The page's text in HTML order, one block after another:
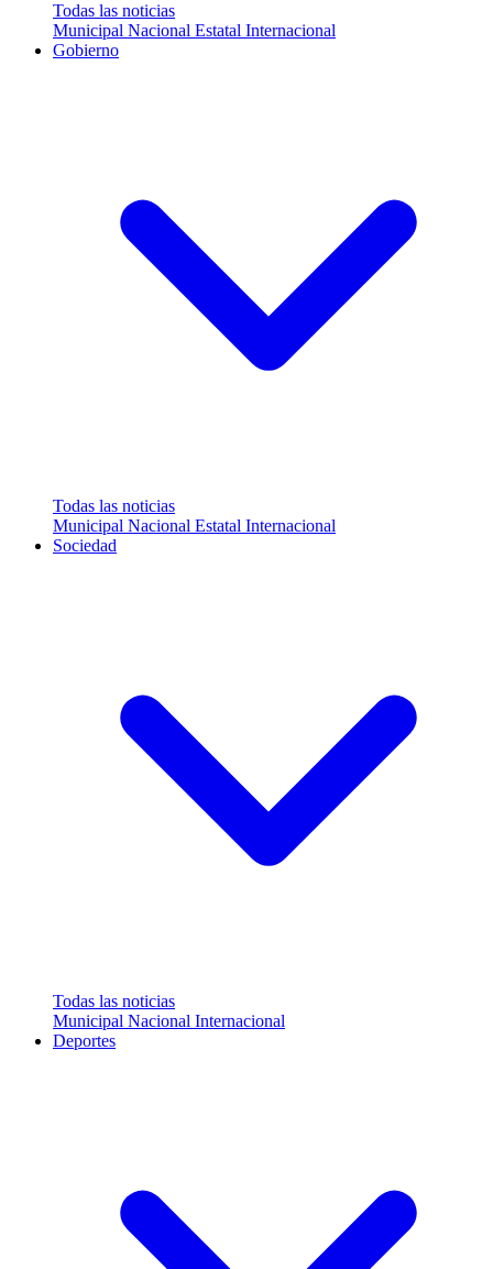
Todas las noticias
Municipal Nacional Estatal Internacional
Gobierno
Todas las noticias
Municipal Nacional Estatal Internacional
Sociedad
Todas las noticias
Municipal Nacional Internacional
Deportes